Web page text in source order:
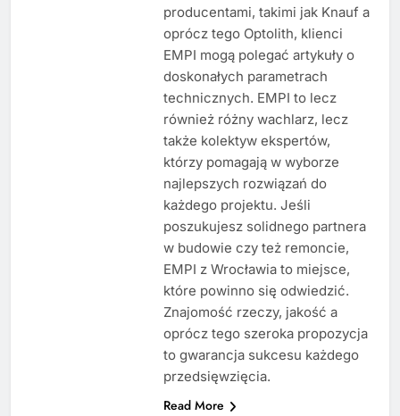
producentami, takimi jak Knauf a
oprócz tego Optolith, klienci
EMPI mogą polegać artykuły o
doskonałych parametrach
technicznych. EMPI to lecz
również różny wachlarz, lecz
także kolektyw ekspertów,
którzy pomagają w wyborze
najlepszych rozwiązań do
każdego projektu. Jeśli
poszukujesz solidnego partnera
w budowie czy też remoncie,
EMPI z Wrocławia to miejsce,
które powinno się odwiedzić.
Znajomość rzeczy, jakość a
oprócz tego szeroka propozycja
to gwarancja sukcesu każdego
przedsięwzięcia.
Read More